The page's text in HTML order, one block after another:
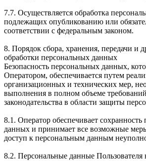
7.7. Осуществляется обработка
подлежащих опубликованию или
соответствии с федеральным законом.
8. Порядок сбора, хранения, передачи и
обработки персональных данных
Безопасность персональных данных,
Оператором, обеспечивается путем
организационных и технических мер,
выполнения в полном объеме
законодательства в области защиты
8.1. Оператор обеспечивает сохранность
данных и принимает все возможные
доступ к персональным данным
8.2. Персональные данные Пользователя